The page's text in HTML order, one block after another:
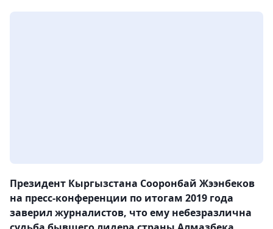
Президент Кыргызстана Сооронбай Жээнбеков
на пресс-конференции по итогам 2019 года
заверил журналистов, что ему небезразлична